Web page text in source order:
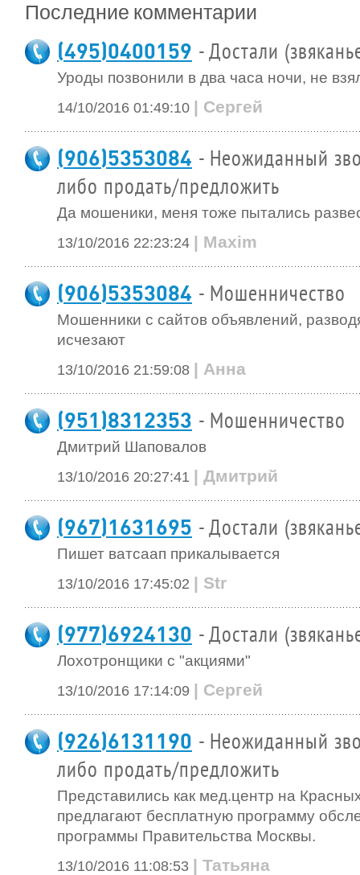
Последние комментарии
(495)0400159 - Достали
Уроды позвонили в два часа ночи, не
14/10/2016 01:49:10 | Сергей
(906)5353084 - Неожиданный
либо продать/предложить
Да мошеники, меня тоже пытались
13/10/2016 22:23:24 | Maxim
(906)5353084 - Мошенничество
Мошенники с сайтов объявлений,
исчезают
13/10/2016 21:59:08 | Анна
(951)8312353 - Мошенничество
Дмитрий Шаповалов
13/10/2016 20:27:41 | Дмитрий
(967)1631695 - Достали
Пишет ватсаап прикалывается
13/10/2016 17:45:02 | Str
(977)6924130 - Достали
Лохотронщики с "акциями"
13/10/2016 17:14:09 | Сергей
(926)6131190 - Неожиданный
либо продать/предложить
Представились как мед.центр на
предлагают бесплатную программу
программы Правительства Москвы.
13/10/2016 11:08:53 | Татьяна